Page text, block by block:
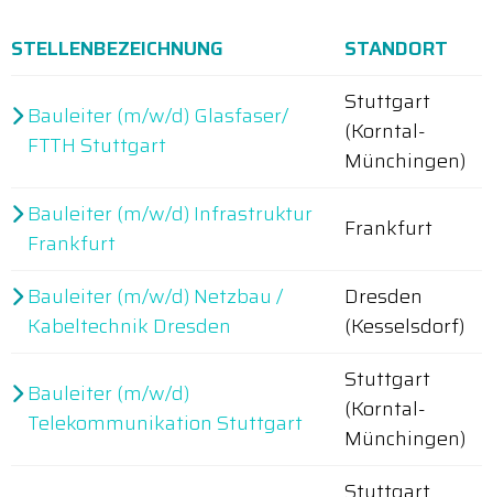
STELLENBEZEICHNUNG STANDORT
Bauleiter (m/w/d) Glasfaser/
FTTH Stuttgart
Stuttgart
(Korntal-
Münchingen)
Bauleiter (m/w/d) Infrastruktur
Frankfurt
Frankfurt
Bauleiter (m/w/d) Netzbau /
Kabeltechnik Dresden
Dresden
(Kesselsdorf)
Bauleiter (m/w/d)
Telekommunikation Stuttgart
Stuttgart
(Korntal-
Münchingen)